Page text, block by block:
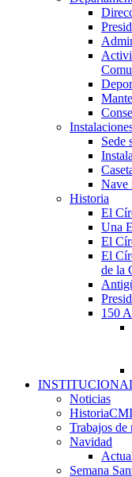
Sede
Nave
Historia
El
Una
El
El
de la
150
Noticias
Trabajos de
Navidad
Semana